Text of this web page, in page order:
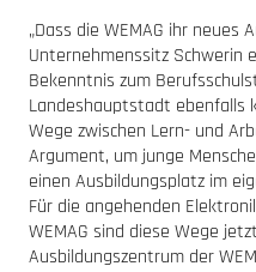
„Dass die WEMAG ihr neues
Unternehmenssitz Schwerin
Bekenntnis zum
Landeshauptstadt ebenfalls
Wege zwischen Lern- und
Argument, um junge
einen Ausbildungsplatz im
Für die angehenden
WEMAG sind diese Wege
Ausbildungszentrum der